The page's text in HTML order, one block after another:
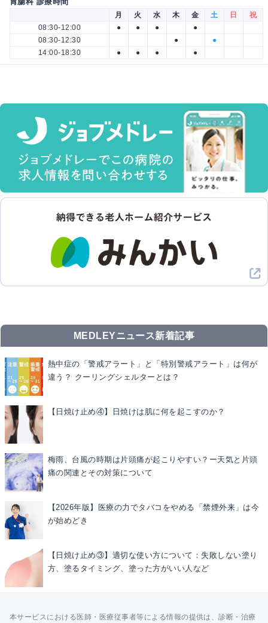
月 火 水 木 金 土 日
祝
08:30-12:00
● ● ●
●
08:30-12:30
●
●
14:00-18:30
● ● ● ●
MEDLEYニュース新着記事
熱中症の「警戒アラート」と「特別警戒アラート」は何が
違う？ クーリングシェルターとは？
【日焼け止め④】日焼けは肌に何を起こすのか？
梅雨、台風の時期は片頭痛が起こりやすい？ー天気と片頭
痛の関連とその対策について
【2026年版】医療の力でタバコをやめる「禁煙外来」は今
が始めどき
【日焼け止め③】適切な使い方について：失敗しない塗り
方、塗るタイミング、塗った方がいい人など
本サービスにおける医師・医療従事者等による情報の提供は、診断・治療